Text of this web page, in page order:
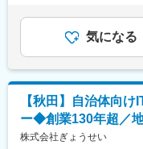
かった」という言
喜びを実感できます
■当社について：
当社は秋田市を中
データセンター事
た顧客基盤と高い認
ます。地域に根差
成長を続けており、
■職務内容：
・新規契約、機種
・スマートフォン
・後輩社員や未経験
入社後は当社サー
売ノウハウを活かし
アイデア発信も歓迎
する可能性があり
気になる
【秋田】自治体向
ー◆創業130年超／
株式会社ぎょうせい